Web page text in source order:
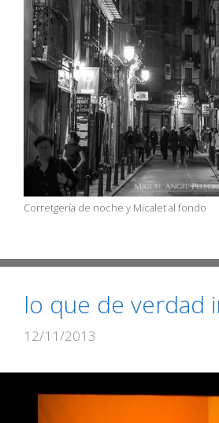
Corretgería de noche y Micalet al fondo
lo que de verdad
12/11/2013